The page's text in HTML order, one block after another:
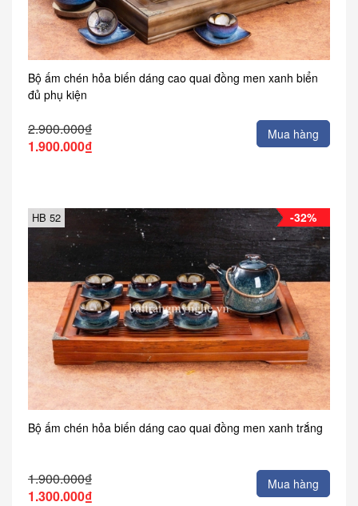
Bộ ấm chén hỏa biến dáng cao quai đồng men xanh biển
đủ phụ kiện
2.900.000₫
1.900.000₫
Mua hàng
-32%
HB 52
Bộ ấm chén hỏa biến dáng cao quai đồng men xanh trắng
1.900.000₫
1.300.000₫
Mua hàng